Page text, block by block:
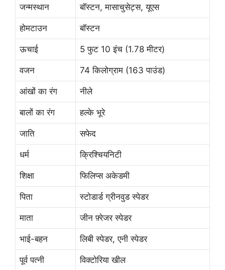
जन्मस्थान बॉस्टन, मासाचुसेट्स, यूएस
होमटाउन बॉस्टन
ऊचाई 5 फुट 10 इंच (1.78 मीटर)
वजन 74 किलोग्राम (163 पाउंड)
आंखों का रंग नीले
बालों का रंग हल्के भूरे
जाति सफेद
धर्म क्रिश्चियनिटी
शिक्षा फिलिप्स अकेडमी
पिता स्टोडार्ड ग्रीनवुड स्पेडर
माता जीन फ़्रेजर स्पेडर
भाई-बहन लिबी स्पेडर, एनी स्पेडर
पूर्व पत्नी विक्टोरिया खील